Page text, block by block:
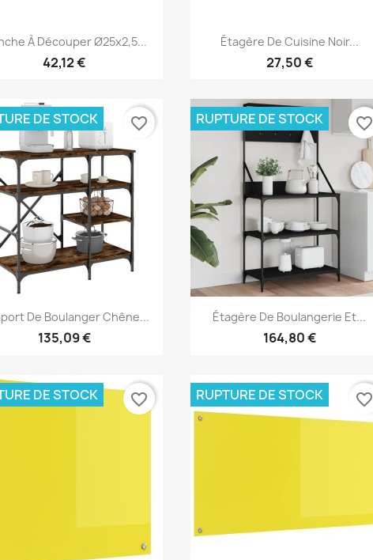
Aperçu rapide
À Découper Ø25x2,5...
42,12 €
Aperçu rapide
Étagère De Cuisine Noir...
27,50 €
Aperçu rapide
De Boulanger Chêne...
135,09 €
DE STOCK favorite_border
Aperçu rapide
Étagère De Boulangerie Et...
164,80 €
RUPTURE DE STOCK favorite_border
DE STOCK favorite_border RUPTURE DE STOCK favorite_border